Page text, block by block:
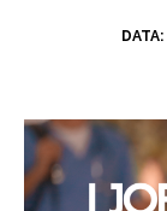
DATA: